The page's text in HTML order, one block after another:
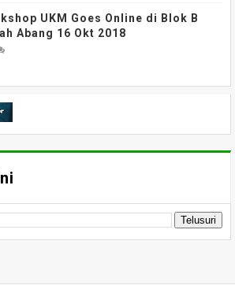
UKM Goes Online di Blok B
Abang 16 Okt 2018